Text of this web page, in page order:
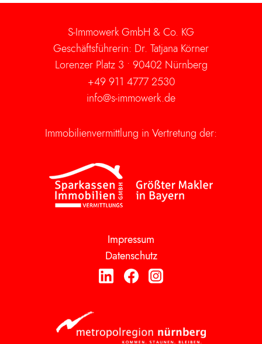
S-Immowerk GmbH & Co. KG
Geschäftsführerin: Dr. Tatjana Körner
Lorenzer Platz 3 • 90402 Nürnberg
+49 911 4777 2530
info@s-immowerk.de
Immobilienvermittlung in Vertretung der:
Impressum
Datenschutz